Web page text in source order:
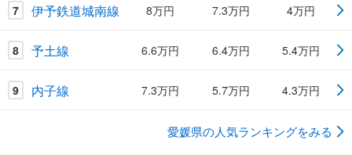
7 伊予鉄道城南線 8万円 7.3万円 4万円
8 予土線 6.6万円 6.4万円 5.4万円
9 内子線 7.3万円 5.7万円 4.3万円
愛媛県の人気ランキングをみる